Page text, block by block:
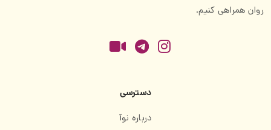
روان همراهی کنیم.
دسترسی
درباره نوآ